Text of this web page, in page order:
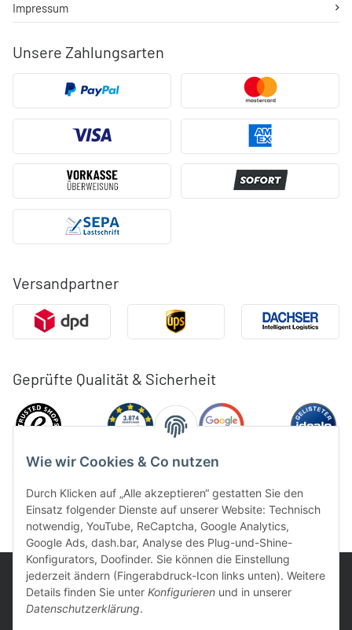
Wie wir Cookies & Co nutzen
Durch Klicken auf „Alle akzeptieren“ gestatten Sie den
Einsatz folgender Dienste auf unserer Website: Technisch
notwendig, YouTube, ReCaptcha, Google Analytics,
Google Ads, dash.bar, Analyse des Plug-und-Shine-
Konfigurators, Doofinder. Sie können die Einstellung
jederzeit ändern (Fingerabdruck-Icon links unten). Weitere
Details finden Sie unter Konfigurieren und in unserer
Datenschutzerklärung.
Unsere Zahlungsarten
Versandpartner
Geprüfte Qualität & Sicherheit
Impressum